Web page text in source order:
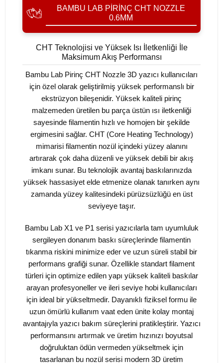
BAMBU LAB PIRINÇ CHT NOZZLE
0.6MM
CHT Teknolojisi ve Yüksek Isı İletkenliği İle
Maksimum Akış Performansı
Bambu Lab Pirinç CHT Nozzle 3D yazıcı kullanıcıları
için özel olarak geliştirilmiş yüksek performanslı bir
ekstrüzyon bileşenidir. Yüksek kaliteli pirinç
malzemeden üretilen bu parça üstün ısı iletkenliği
sayesinde filamentin hızlı ve homojen bir şekilde
ergimesini sağlar. CHT (Core Heating Technology)
mimarisi filamentin nozül içindeki yüzey alanını
artırarak çok daha düzenli ve yüksek debili bir akış
imkanı sunar. Bu teknolojik avantaj baskılarınızda
yüksek hassasiyet elde etmenize olanak tanırken aynı
zamanda yüzey kalitesindeki pürüzsüzlüğü en üst
seviyeye taşır.
Bambu Lab X1 ve P1 serisi yazıcılarla tam uyumluluk
sergileyen donanım baskı süreçlerinde filamentin
tıkanma riskini minimize eder ve uzun süreli stabil bir
performans grafiği sunar. Özellikle standart filament
türleri için optimize edilen yapı yüksek kaliteli baskılar
arayan profesyoneller ve ileri seviye hobi kullanıcıları
için ideal bir yükseltmedir. Dayanıklı fiziksel formu ile
uzun ömürlü kullanım vaat eden ünite kolay montaj
avantajıyla yazıcı bakım süreçlerini pratikleştirir. Yazıcı
performansını artırmak ve üretim hızınızı boyutsal
doğruluktan ödün vermeden yükseltmek için
tasarlanan bu nozül serisi modern 3D üretim